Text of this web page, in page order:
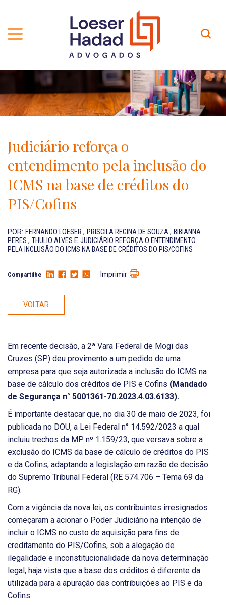
TRAJETÓRIA
INCLUSÃO E DIVERSIDADE
PRÊMIOS
NOSSA EQUIPE
ÁREAS DE ATUAÇÃO
PROFISSIONAIS
CARREIRA
Contato
Localização
EN-US
Judiciário reforça o
entendimento pela inclusão do
ICMS na base de créditos do
PIS/Cofins
POR: FERNANDO LOESER, PRISCILA REGINA DE SOUZA, BIBIANNA
PERES , THULIO ALVES E JUDICIÁRIO REFORÇA O ENTENDIMENTO
PELA INCLUSÃO DO ICMS NA BASE DE CRÉDITOS DO PIS/COFINS
Compartilhe Imprimir
VOLTAR
Em recente decisão, a 2ª Vara Federal de Mogi das
Cruzes (SP) deu provimento a um pedido de uma
empresa para que seja autorizada a inclusão do ICMS na
base de cálculo dos créditos de PIS e Cofins (Mandado
de Segurança n° 5001361-70.2023.4.03.6133).
É importante destacar que, no dia 30 de maio de 2023, foi
publicada no DOU, a Lei Federal n° 14.592/2023 a qual
incluiu trechos da MP nº 1.159/23, que versava sobre a
exclusão do ICMS da base de cálculo de créditos do PIS
e da Cofins, adaptando a legislação em razão de decisão
do Supremo Tribunal Federal (RE 574.706 – Tema 69 da
RG).
Com a vigência da nova lei, os contribuintes irresignados
começaram a acionar o Poder Judiciário na intenção de
incluir o ICMS no custo de aquisição para fins de
creditamento do PIS/Cofins, sob a alegação de
ilegalidade e inconstitucionalidade da nova determinação
legal, haja vista que a base dos créditos é diferente da
utilizada para a apuração das contribuições ao PIS e da
Cofins.